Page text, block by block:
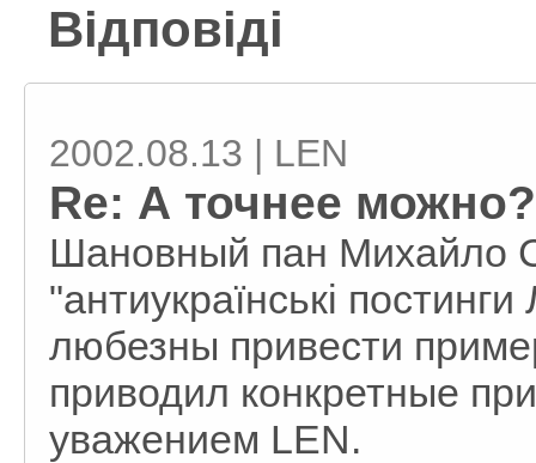
Відповіді
2002.08.13 | LEN
Re: А точнее можно?
Шановный пан Михайло
"антиукраїнські
любезны привести
приводил конкретные
уважением LEN.